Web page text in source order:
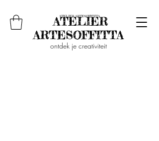
ontdek je creativiteit